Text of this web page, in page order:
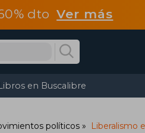
dtoVer más
en Buscalibre
políticos Liberalismo